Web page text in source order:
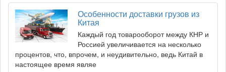
Особенности доставки грузов из
Китая
Каждый год товарооборот между КНР и
Россией увеличивается на несколько
процентов, что, впрочем, и неудивительно, ведь Китай в
настоящее время являе